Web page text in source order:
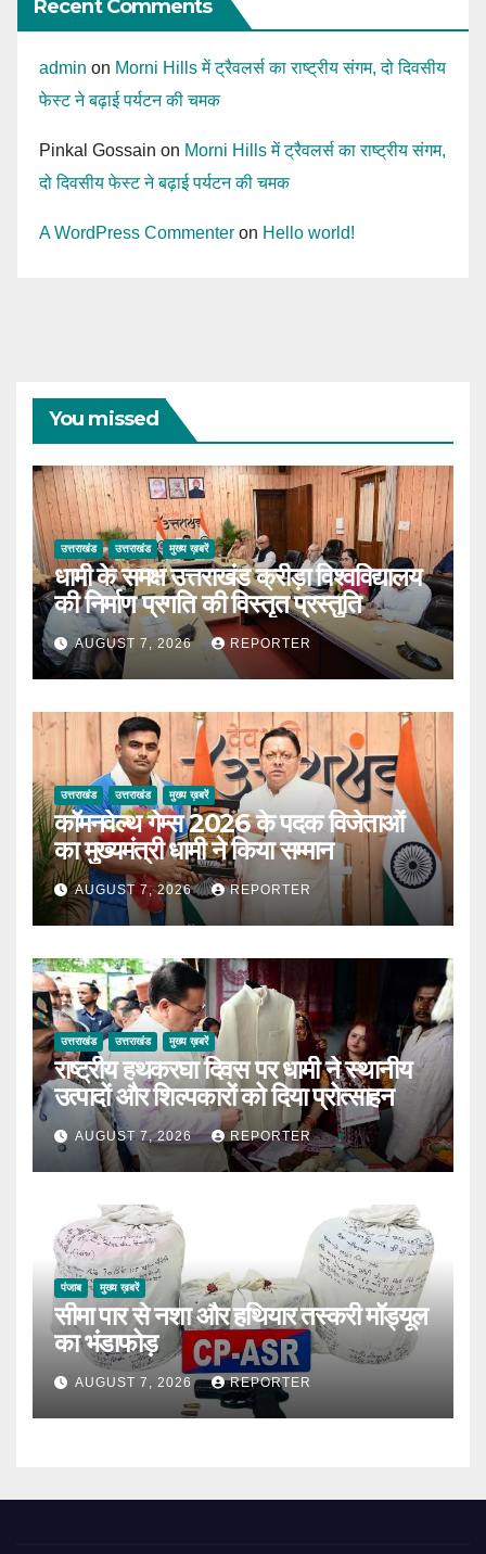
Recent Comments
admin on Morni Hills में ट्रैवलर्स का राष्ट्रीय संगम, दो दिवसीय
फेस्ट ने बढ़ाई पर्यटन की चमक
Pinkal Gossain on Morni Hills में ट्रैवलर्स का राष्ट्रीय संगम,
दो दिवसीय फेस्ट ने बढ़ाई पर्यटन की चमक
A WordPress Commenter on Hello world!
You missed
उत्तराखंड उत्तराखंड मुख्य ख़बरें
धामी के समक्ष उत्तराखंड क्रीड़ा विश्वविद्यालय
की निर्माण प्रगति की विस्तृत प्रस्तुति
AUGUST 7, 2026 REPORTER
उत्तराखंड उत्तराखंड मुख्य ख़बरें
कॉमनवेल्थ गेम्स 2026 के पदक विजेताओं
का मुख्यमंत्री धामी ने किया सम्मान
AUGUST 7, 2026 REPORTER
उत्तराखंड उत्तराखंड मुख्य ख़बरें
राष्ट्रीय हथकरघा दिवस पर धामी ने स्थानीय
उत्पादों और शिल्पकारों को दिया प्रोत्साहन
AUGUST 7, 2026 REPORTER
पंजाब मुख्य ख़बरें
सीमा पार से नशा और हथियार तस्करी मॉड्यूल
का भंडाफोड़
AUGUST 7, 2026 REPORTER